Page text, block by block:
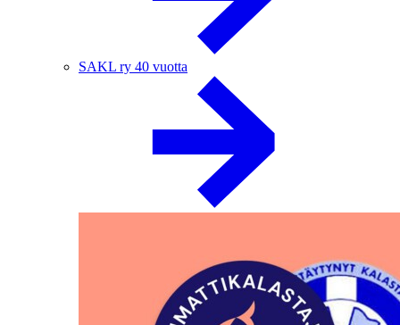
SAKL ry 40 vuotta